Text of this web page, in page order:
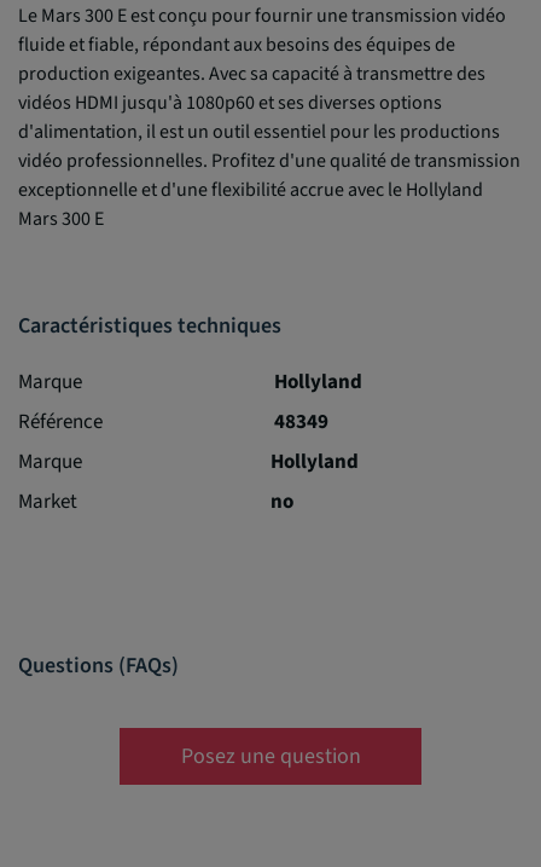
Le Mars 300 E est conçu pour fournir une transmission vidéo
fluide et fiable, répondant aux besoins des équipes de
production exigeantes. Avec sa capacité à transmettre des
vidéos HDMI jusqu'à 1080p60 et ses diverses options
d'alimentation, il est un outil essentiel pour les productions
vidéo professionnelles. Profitez d'une qualité de transmission
exceptionnelle et d'une flexibilité accrue avec le Hollyland
Mars 300 E
Caractéristiques techniques
Marque
Hollyland
Référence
48349
Marque
Hollyland
Market
no
Questions (FAQs)
Posez une question